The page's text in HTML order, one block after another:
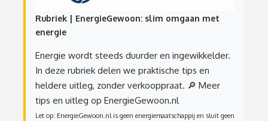
Rubriek | EnergieGewoon: slim omgaan met
energie
Energie wordt steeds duurder en ingewikkelder.
In deze rubriek delen we praktische tips en
heldere uitleg, zonder verkooppraat. 🔎 Meer
tips en uitleg op EnergieGewoon.nl
Let op: EnergieGewoon.nl is geen energiemaatschappij en sluit geen